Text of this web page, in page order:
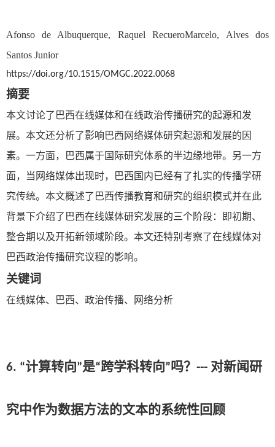
Afonso de Albuquerque, Raquel RecueroMarcelo, Alves dos
Santos Junior
https://doi.org/10.1515/OMGC.2022.0068
摘要
本文讨论了巴西在线媒体和在线政治传播研究的起源和发
展。本文还分析了影响巴西网络媒体研究起源和发展的因
素。一方面，巴西属于国际研究体系的半边缘地带。另一方
面，当网络媒体出现时，巴西国内已经有了扎实的传播学研
究传统。本文概述了巴西传播教育和研究的组织模式并在此
背景下介绍了巴西在线媒体研究发展的三个阶段：即初期、
整合期以及开拓新领域阶段。本文还特别考察了在线媒体对
巴西政治传播研究议程的影响。
关键词
在线媒体、巴西、政治传播、网络分析
6. “计算转向”是“跨学科转向”吗？ --- 对新闻研
究中作为数据方法的文本的系统性回顾